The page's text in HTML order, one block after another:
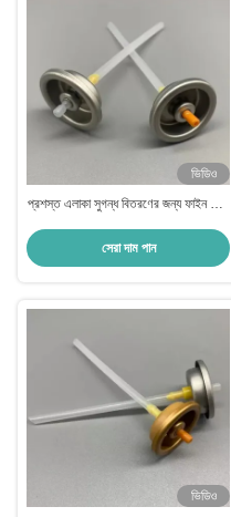
ভিডিও
প্রশস্ত এলাকা সুগন্ধ বিতরণের জন্য ফাইন মিস্ট
সেরা দাম পান
ভিডিও